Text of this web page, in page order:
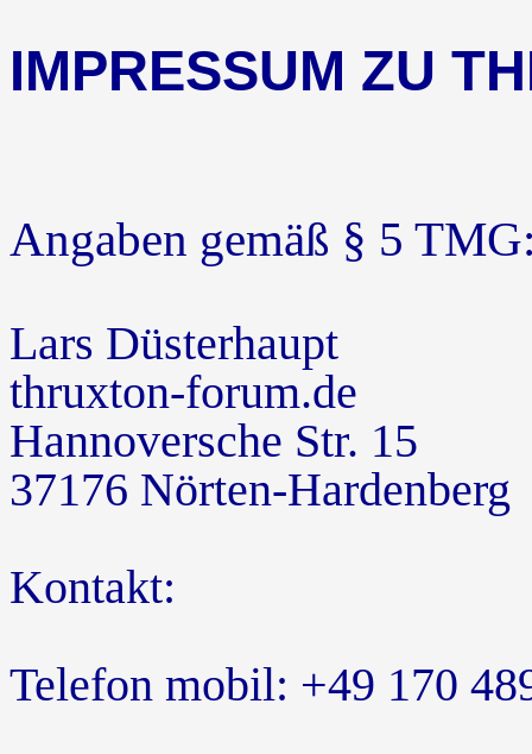
IMPRESSUM ZU
Angaben gemäß § 5
Lars Düsterhaupt
thruxton-forum.de
Hannoversche Str. 15
37176 Nörten-Hardenberg
Kontakt:
Telefon mobil: +49 170